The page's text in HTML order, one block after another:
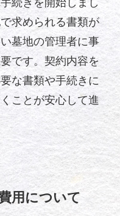
続きを開始しまし
求められる書類が
墓地の管理者に事
です。契約内容を
な書類や手続きに
ことが安心して進
用について